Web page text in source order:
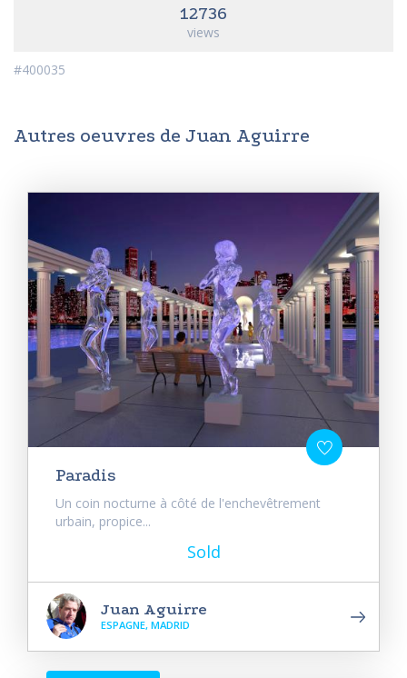
12736
views
#400035
Autres oeuvres de Juan Aguirre
Paradis
Un coin nocturne à côté de l'enchevêtrement
urbain, propice...
Sold
Juan Aguirre
ESPAGNE, MADRID